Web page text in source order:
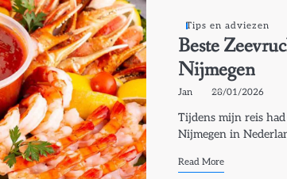
Tips en adviezen
Beste
Nijmegen
Jan 28/01/2026
Tijdens mijn reis
Nijmegen in
Read More